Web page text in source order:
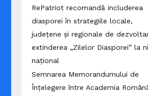
RePatriot recomandă includerea
diasporei în strategiile locale,
județene și regionale de
extinderea „Zilelor Diasporei” la
național
Semnarea Memorandumului de
Înțelegere între Academia